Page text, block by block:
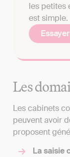
les petites
est simple.
Les
Les cabinets
peuvent avoir
proposent
La saisie